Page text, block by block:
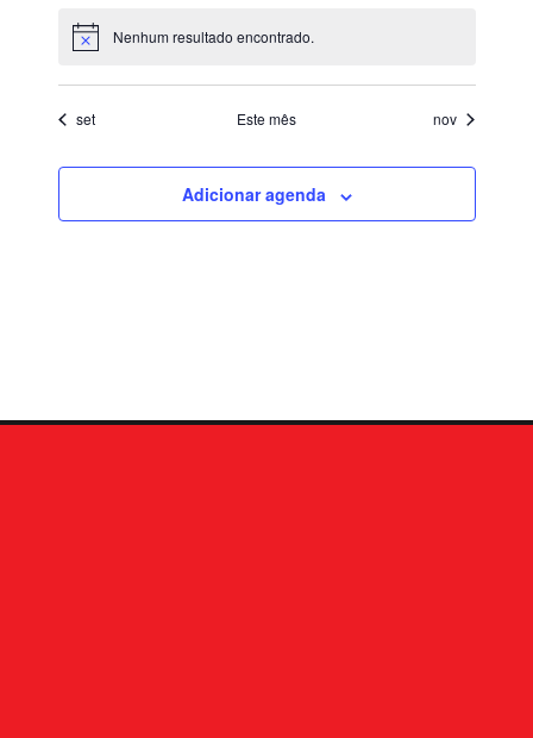
Notice Nenhum resultado encontrado.
set Este mês nov
Adicionar agenda